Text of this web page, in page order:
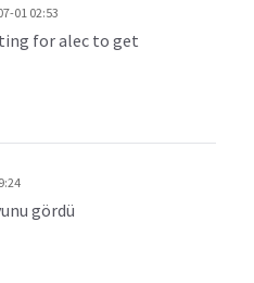
01 02:53
for alec to get
gördü